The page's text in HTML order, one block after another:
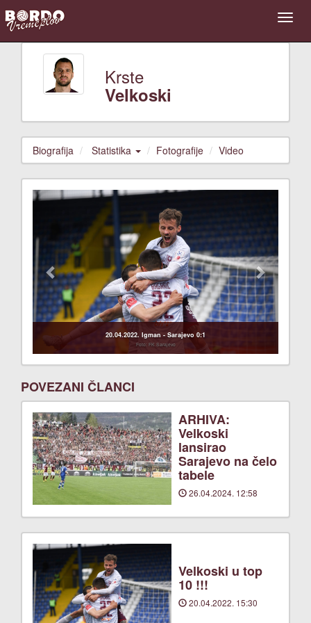
Krste
Velkoski
Biografija Statistika Fotografije Video
20.04.2022. Igman - Sarajevo 0:1
Foto: FK Sarajevo
Previous
POVEZANI ČLANCI
ARHIVA:
Velkoski
lansirao
Sarajevo na čelo
tabele
26.04.2024. 12:58
Velkoski u top
10 !!!
20.04.2022. 15:30